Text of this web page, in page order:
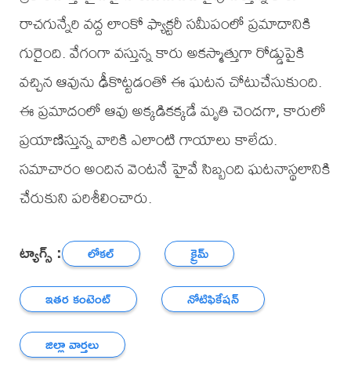
రాచగున్నేరి వద్ద లాంకో ఫ్యాక్టరీ సమీపంలో ప్రమాదానికి
గురైంది. వేగంగా వస్తున్న కారు అకస్మాత్తుగా రోడ్డుపైకి
వచ్చిన ఆవును ఢీకొట్టడంతో ఈ ఘటన చోటుచేసుకుంది.
ఈ ప్రమాదంలో ఆవు అక్కడికక్కడే మృతి చెందగా, కారులో
ప్రయాణిస్తున్న వారికి ఎలాంటి గాయాలు కాలేదు.
సమాచారం అందిన వెంటనే హైవే సిబ్బంది ఘటనాస్థలానికి
చేరుకుని పరిశీలించారు.
ట్యాగ్స్ : లోకల్
క్రైమ్
ఇతర కంటెంట్
నోటిఫికేషన్
జిల్లా వార్తలు